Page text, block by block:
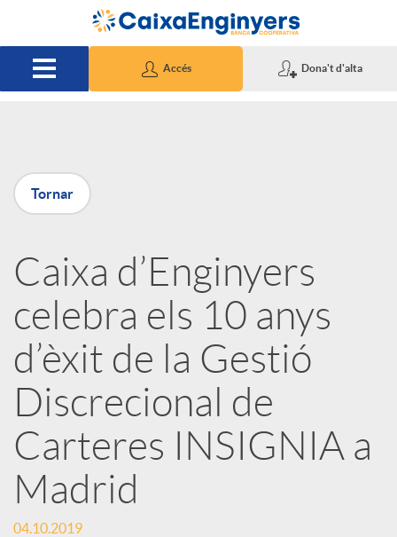
Salta al contingut principal
Accés Dona't d'alta
P
u
b
l
i
c
a
Tornar
Caixa d’Enginyers
celebra els 10 anys
d’èxit de la Gestió
Discrecional de
Carteres INSIGNIA a
Madrid
04.10.2019